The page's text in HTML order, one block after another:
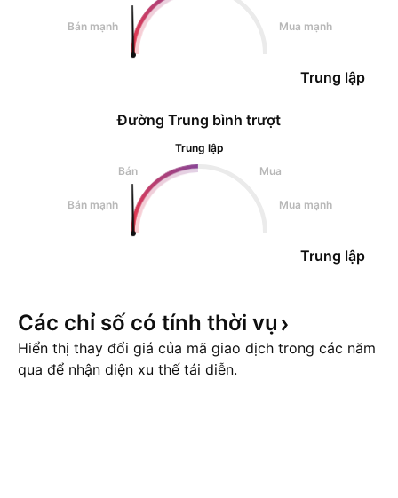
Bán mạnh Mua mạnh
Trung lập
Đường Trung bình trượt
Trung lập
Bán
Mua
Bán mạnh Mua mạnh
Trung lập
Các chỉ số có tính thời vụ
Hiển thị thay đổi giá của mã giao dịch trong các năm
qua để nhận diện xu thế tái diễn.